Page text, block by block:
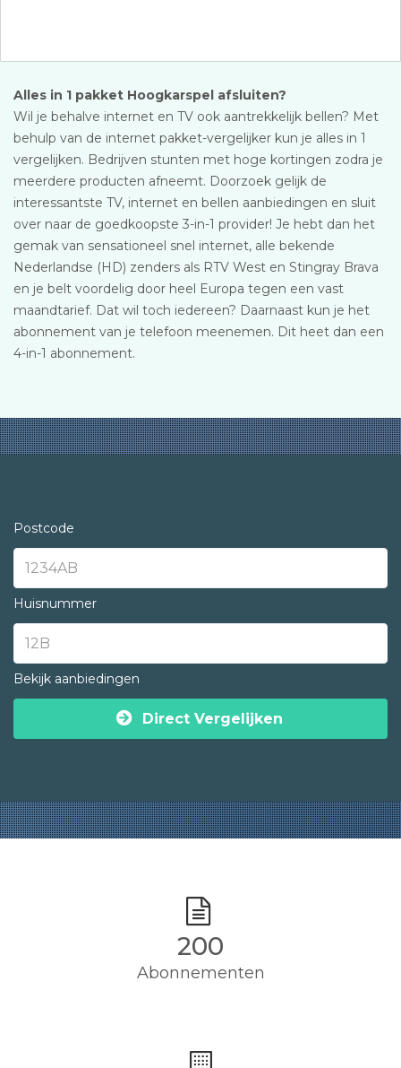
Alles in 1 pakket Hoogkarspel afsluiten?
Wil je behalve internet en TV ook aantrekkelijk bellen? Met
behulp van de internet pakket-vergelijker kun je alles in 1
vergelijken. Bedrijven stunten met hoge kortingen zodra je
meerdere producten afneemt. Doorzoek gelijk de
interessantste TV, internet en bellen aanbiedingen en sluit
over naar de goedkoopste 3-in-1 provider! Je hebt dan het
gemak van sensationeel snel internet, alle bekende
Nederlandse (HD) zenders als RTV West en Stingray Brava
en je belt voordelig door heel Europa tegen een vast
maandtarief. Dat wil toch iedereen? Daarnaast kun je het
abonnement van je telefoon meenemen. Dit heet dan een
4-in-1 abonnement.
Postcode
Huisnummer
Bekijk aanbiedingen
Direct Vergelijken
200
Abonnementen